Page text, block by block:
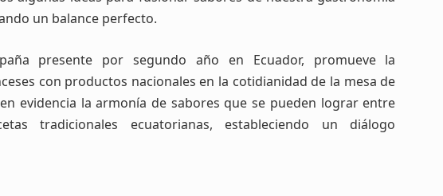
un balance perfecto.
presente por segundo año en Ecuador, promueve la
con productos nacionales en la cotidianidad de la mesa de
evidencia la armonía de sabores que se pueden lograr entre
tradicionales ecuatorianas, estableciendo un diálogo